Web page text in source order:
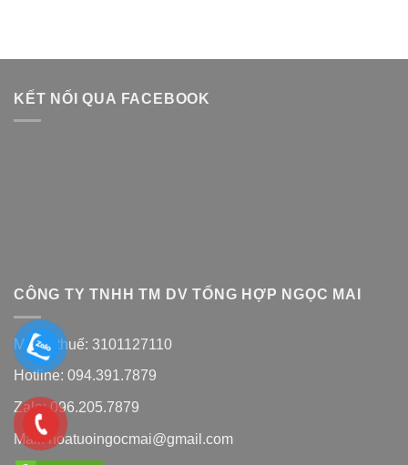
KẾT NỐI QUA FACEBOOK
CÔNG TY TNHH TM DV TỔNG HỢP NGỌC MAI
Mã số thuế: 3101127110
Hotline: 094.391.7879
Zalo: 096.205.7879
Mail: hoatuoingocmai@gmail.com